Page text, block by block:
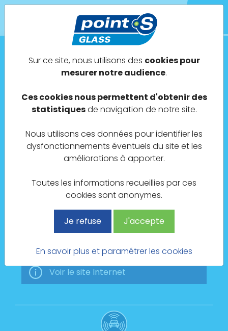
Point S Glass - La Rochelle
PORTE DAUPHINE
AUTOMOBILES
85 Bis Avenue Edmond Grasset
17000 La Rochelle
05 33 52 04 42
Voir le site Internet
Sur ce site, nous utilisons des cookies pour
mesurer notre audience.
Ces cookies nous permettent d'obtenir des
statistiquesde navigation de notre site.
Nous utilisons ces données pour identifier les
dysfonctionnements éventuels du site et les
améliorations à apporter.
Toutes les informations recueillies par ces
cookies sont anonymes.
Je refuse J'accepte
En savoir plus et paramétrer les cookies